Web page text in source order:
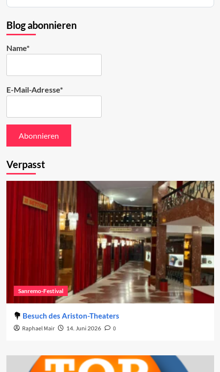
Bluesky
ansehen
Blog abonnieren
Name*
E-Mail-Adresse*
Verpasst
Sanremo-Festival
Besuch des Ariston-Theaters
Raphael Mair 14. Juni 2026 0